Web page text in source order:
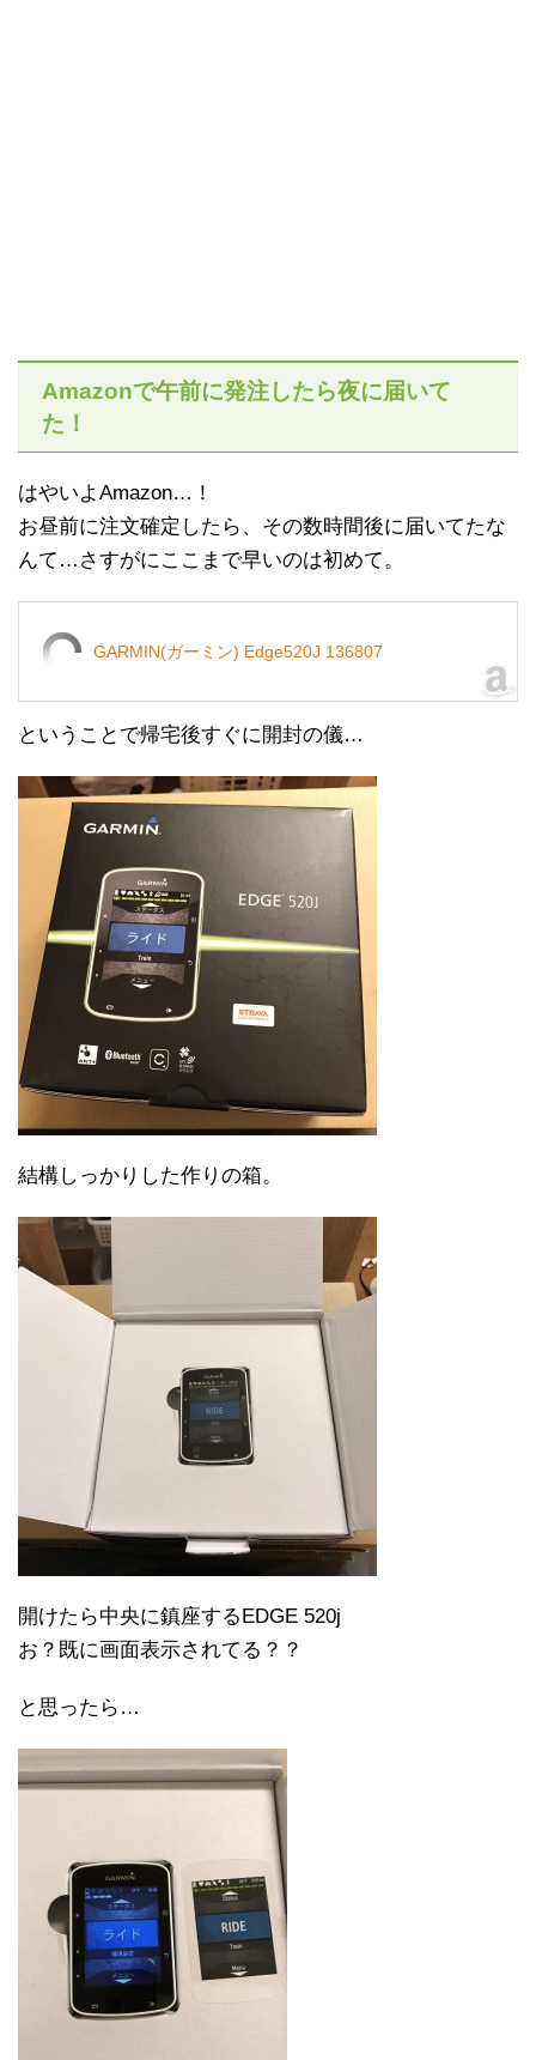
Amazonで午前に発注したら夜に届いて
た！
はやいよAmazon…！
お昼前に注文確定したら、その数時間後に届いてたな
んて…さすがにここまで早いのは初めて。
GARMIN(ガーミン) Edge520J 136807
ということで帰宅後すぐに開封の儀…
結構しっかりした作りの箱。
開けたら中央に鎮座するEDGE 520j
お？既に画面表示されてる？？
と思ったら…